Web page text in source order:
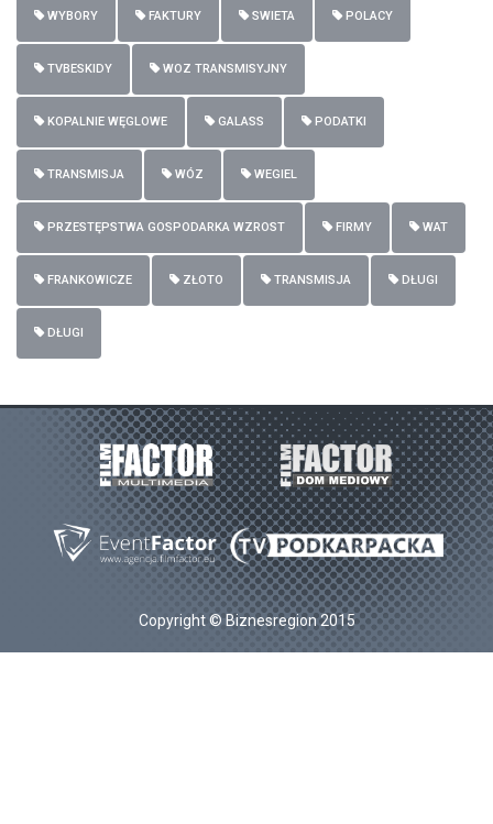
WYBORY FAKTURY SWIETA POLACY
TVBESKIDY WOZ TRANSMISYJNY
KOPALNIE WĘGLOWE GALASS PODATKI
TRANSMISJA WÓZ WEGIEL
PRZESTĘPSTWA GOSPODARKA WZROST FIRMY WAT
FRANKOWICZE ZŁOTO TRANSMISJA DŁUGI
DŁUGI
Copyright © Biznesregion 2015